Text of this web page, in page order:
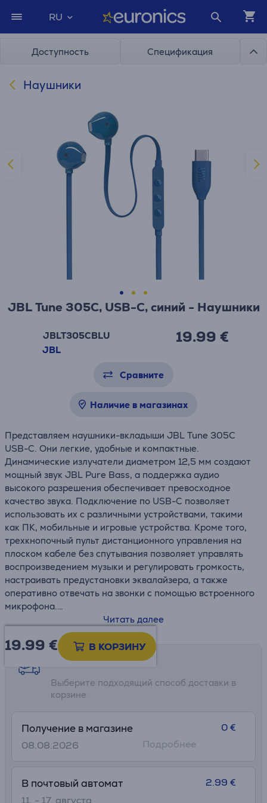
RU
Доступность Спецификация
Наушники
JBL Tune 305C, USB-C, синий - Наушники
JBLT305CBLU
JBL
19.99 €
Сравните
Наличие в магазинах
Представляем наушники-вкладыши JBL Tune 305C
USB-C. Они легкие, удобные и компактные.
Динамические излучатели диаметром 12,5 мм создают
мощный звук JBL Pure Bass, а поддержка аудио
высокого разрешения обеспечивает превосходное
качество звука. Подключение по USB-C позволяет
использовать их с различными устройствами, такими
как ПК, мобильные и игровые устройства. Кроме того,
трехкнопочный пульт дистанционного управления на
плоском кабеле без спутывания позволяет управлять
воспроизведением музыки и регулировать громкость,
настраивать предустановки эквалайзера, а также
оперативно отвечать на звонки с помощью встроенного
микрофона.
• Звучание JBL Pure Bass
• Совместимость с устройствами USB-C
• 3-кнопочный пульт с микрофоном
• Управление предустановками эквалайзера
• Плоский кабель с защитой от спутывания
Читать далее
19.99 € В КОРЗИНУ
Возможности доставки
Выберите подходящий способ доставки в
корзине
Получение в магазине
08.08.2026
0 €
Подробнее
В почтовый автомат
11. - 17. августа
2.99 €